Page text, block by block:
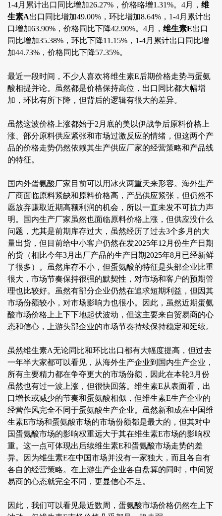
1-4月累计出口同比增加26.27%，价格略增1.31%。4月， 维
生素A出口同比增加49.00%，环比增加8.64%，1-4月累计出
口增加63.90%，价格同比下降42.90%。4月， 维生素E出口
同比增加35.38%，环比下降11.15%，1-4月累计出口同比增
加44.73%，价格同比下降57.35%。
最近一段时间，不少人喜欢将维生素E后期价格走势与蛋氨
酸相提并论。虽然都是价格保持高位，出口同比都大幅增
加，环比有所下降，但背后的逻辑有很大的差异。
虽然这波价格上涨都始于2月底的美以伊战争后原料价格上
涨、部分原料供应紧张和市场过激反应的情绪，但这两个产
品的价格走势仍然依赖其生产供应厂家的经营策略和产品线
的特征。
国内外蛋氨酸厂家目前可以用冰火两重天来形容。海外生产
厂商面临原料紧缺和原料价格高，产品供应紧张，但仍然不
愿放弃赚取近期高额利润的机会，所以一直未发不可抗力声
明。国内生产厂家虽然也面临原料价格上涨，但供应没什么
问题，尤其是前期库存过大，虽然经历了过去3个多月的大
量出货，但目前给中小客户仍然在发2025年12月份生产日期
的货（相比今年3月出厂产品的生产日期2025年8月已经新鲜
了很多）。虽然库存不小，但蛋氨酸的特征是头部企业比重
很大，市场节奏保持很强的默契性，对市场和客户的预期管
理也比较好。虽然有部分企业仍然在追求短期利益，但因其
市场份额较小，对市场影响力也很小。因此，虽然近期蛋氨
酸市场价格上上下下地起伏波动，但这主要来自贸易商的心
态和信心，上游头部企业的市场节奏持续保持稳定和延续。
虽然维生素A无论同比和环比出口都有大幅度提高，但过去
一年半大家都可以看见，从海外生产企业到国内生产企业，
所有主要精力都在争夺更大的市场份额，因此在本轮3月份
虽然也有过一波上涨，但很快回落。维生素E从表面看，出
口增长或减少的节奏和蛋氨酸相似，但维生素E生产企业的
经营作风完全不同于蛋氨酸生产企业。虽然新和成在中国维
生素E市场和蛋氨酸市场的市场份额都是最大的，但其对中
国蛋氨酸市场的影响权重远大于其在维生素E市场的影响权
重。这一点可体现出后续维生素E和蛋氨酸市场走势的差
异。因为维生素E在中国市场并没有一家独大，而且各自有
各自的经营策略。在上游生产企业各自盘算的同时，中间贸
易商的心态就完全不同，更显信心不足。
因此，我们可以看见最近数周，蛋氨酸市场价格仍然在上下